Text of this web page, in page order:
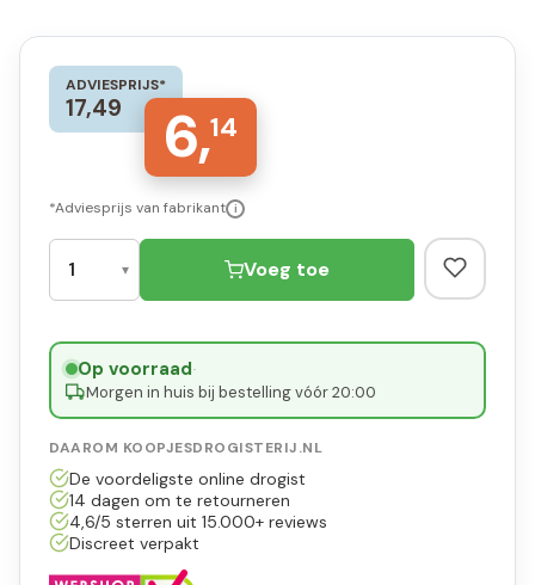
ADVIESPRIJS*
17,49 6,14
*Adviesprijs van fabrikant i
Voeg toe
Op voorraad·
Morgen in huis bij bestelling vóór 20:00
DAAROM KOOPJESDROGISTERIJ.NL
De voordeligste online drogist
14 dagen om te retourneren
4,6/5 sterren uit 15.000+ reviews
Discreet verpakt